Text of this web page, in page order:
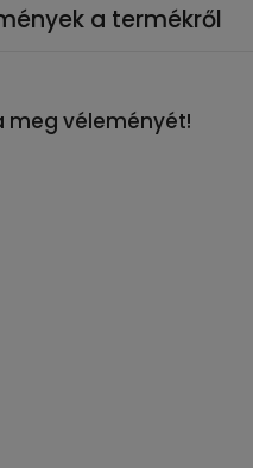
a termékről
meg véleményét!